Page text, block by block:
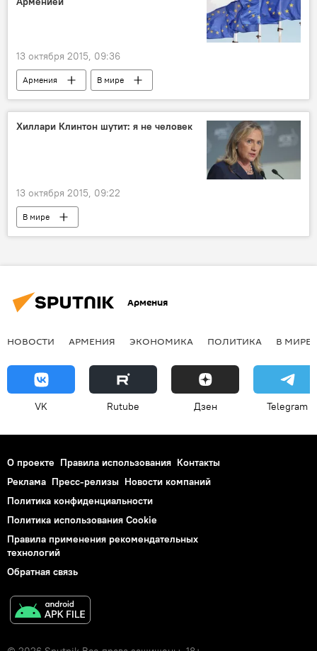
13 октября 2015, 09:36
Армения В мире
Хиллари Клинтон шутит: я не человек
13 октября 2015, 09:22
В мире
Армения
НОВОСТИ АРМЕНИЯ ЭКОНОМИКА ПОЛИТИКА В МИРЕ
VK Rutube Дзен Telegram
О проекте Правила использования Контакты
Реклама Пресс-релизы Новости компаний
Политика конфиденциальности
Политика использования Cookie
Правила применения рекомендательных
технологий
Обратная связь